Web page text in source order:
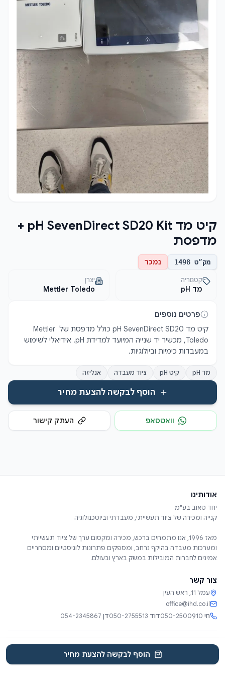
קיט מד pH SevenDirect SD20 Kit +
מדפסת
מק״ט 1498 נמכר
קטגוריה
מד pH
יצרן
Mettler Toledo
פרטים נוספים
קיט מד pH SevenDirect SD20 כולל מדפסת של Mettler
במעבדות כימיות וביולוגיות.
מד pH קיט pH ציוד מעבדה אנליזה
הוסף לבקשה להצעת מחיר
וואטסאפ העתק קישור
הוסף לבקשה להצעת מחיר
אודותינו
מאז 1996, אנו מתמחים ברכש, מכירה ומקסום ערך של ציוד תעשייתי
ומערכות מעבדה בהיקף נרחב, ומספקים פתרונות לוגיסטיים ומסחריים
אמינים לחברות המובילות במשק בארץ ובעולם.
צור קשר
עמל 11, ראש העין
office@ihd.co.il
חי 050-2500910דוד 050-2755513דן 054-2345867
EN